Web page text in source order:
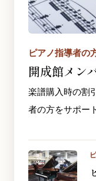
ピアノ指導者の
開成館メン
楽譜購入時の割
者の方をサポー